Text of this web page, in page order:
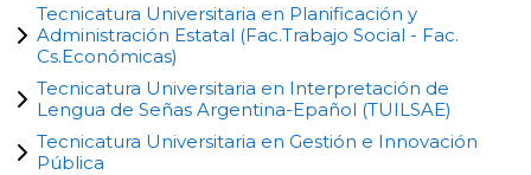
Tecnicatura Universitaria en Planificación y
Administración Estatal (Fac.Trabajo Social - Fac.
Cs.Económicas)
Tecnicatura Universitaria en Interpretación de
Lengua de Señas Argentina-Epañol (TUILSAE)
Tecnicatura Universitaria en Gestión e Innovación
Pública